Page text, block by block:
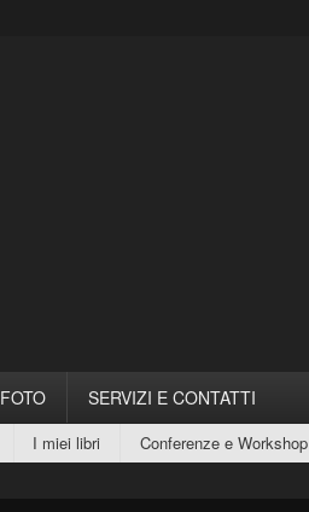
FOTO SERVIZI E CONTATTI
I miei libri Conferenze e Workshop